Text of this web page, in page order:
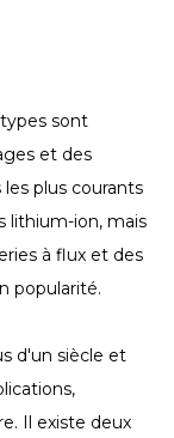
sont
et des
plus courants
lithium-ion, mais
à flux et des
popularité.
d'un siècle et
Il existe deux